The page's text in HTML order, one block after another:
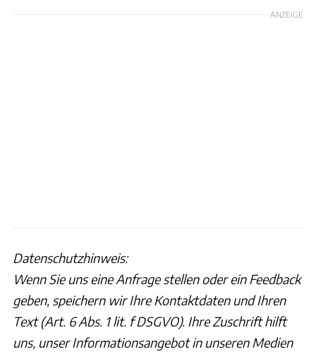
ANZEIGE
Datenschutzhinweis:
Wenn Sie uns eine Anfrage stellen oder ein Feedback
geben, speichern wir Ihre Kontaktdaten und Ihren
Text (Art. 6 Abs. 1 lit. f DSGVO). Ihre Zuschrift hilft
uns, unser Informationsangebot in unseren Medien